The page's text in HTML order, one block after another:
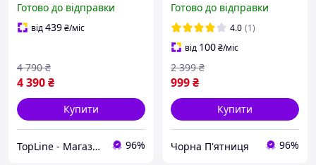
пуховик Луї Віттон із
капюшоном, Якісна
Готово до відправки
від439₴/міс
4 390₴
4 790 ₴
Купити
TopLine - Магазин крутих товарів 96%
довга молодіжна осіння
Готово до відправки
4.0 (1)
від 100₴/міс
999₴
2 399 ₴
Купити
Чорна П'ятниця 96%